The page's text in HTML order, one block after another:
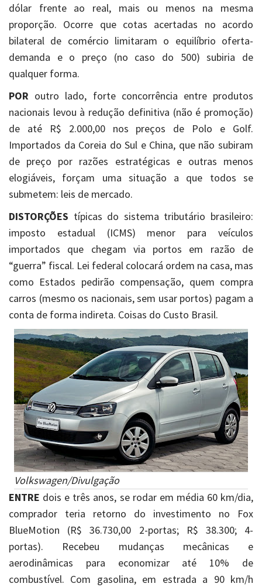
dólar frente ao real, mais ou menos na mesma
proporção. Ocorre que cotas acertadas no acordo
bilateral de comércio limitaram o equilíbrio oferta-
demanda e o preço (no caso do 500) subiria de
qualquer forma.
POR outro lado, forte concorrência entre produtos
nacionais levou à redução definitiva (não é promoção)
de até R$ 2.000,00 nos preços de Polo e Golf.
Importados da Coreia do Sul e China, que não subiram
de preço por razões estratégicas e outras menos
elogiáveis, forçam uma situação a que todos se
submetem: leis de mercado.
DISTORÇÕES típicas do sistema tributário brasileiro:
imposto estadual (ICMS) menor para veículos
importados que chegam via portos em razão de
“guerra” fiscal. Lei federal colocará ordem na casa, mas
como Estados pedirão compensação, quem compra
carros (mesmo os nacionais, sem usar portos) pagam a
conta de forma indireta. Coisas do Custo Brasil.
Volkswagen/Divulgação
ENTRE dois e três anos, se rodar em média 60 km/dia,
comprador teria retorno do investimento no Fox
BlueMotion (R$ 36.730,00 2-portas; R$ 38.300; 4-
portas). Recebeu mudanças mecânicas e
aerodinâmicas para economizar até 10% de
combustível. Com gasolina, em estrada a 90 km/h